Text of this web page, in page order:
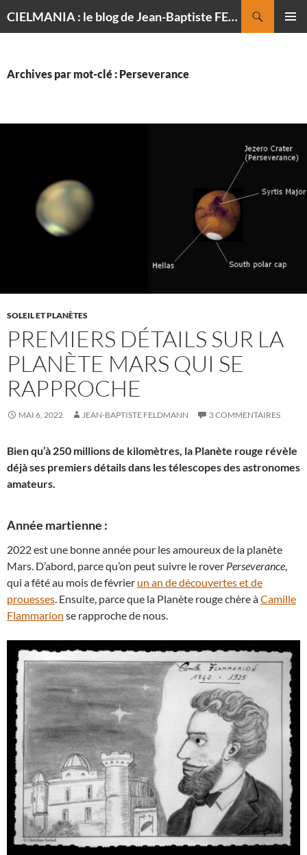
CIELMANIA : le blog de Jean-Baptiste FELDMANN, photographe du ciel
Archives par mot-clé : Perseverance
SOLEIL ET PLANÈTES
PREMIERS DÉTAILS SUR LA
PLANÈTE MARS QUI SE
RAPPROCHE
MAI 6, 2022 JEAN-BAPTISTE FELDMANN 3 COMMENTAIRES
Bien qu’à 250 millions de kilomètres, la Planète rouge révèle
déjà ses premiers détails dans les télescopes des astronomes
amateurs.
Année martienne :
2022 est une bonne année pour les amoureux de la planète
Mars. D’abord, parce qu’on peut suivre le rover Perseverance,
qui a fêté au mois de février un an de découvertes et de
prouesses. Ensuite, parce que la Planète rouge chère àCamille
Flammarion se rapproche de nous.